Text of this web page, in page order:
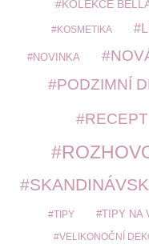
KOLEKCE
KOSMETIKA
NOVINKA
PODZIMNÍ
RECEPT
TIPY TIPY NA
VELIKONOČNÍ